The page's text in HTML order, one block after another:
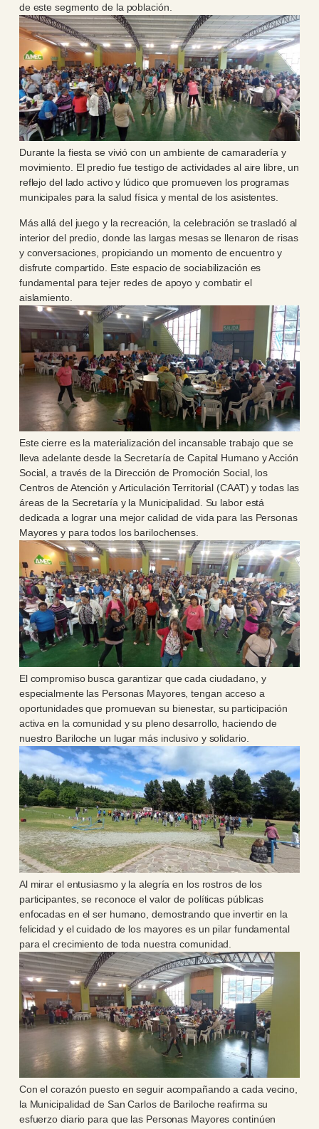
de este segmento de la población.
Durante la fiesta se vivió con un ambiente de camaradería y
movimiento. El predio fue testigo de actividades al aire libre, un
reflejo del lado activo y lúdico que promueven los programas
municipales para la salud física y mental de los asistentes.
Más allá del juego y la recreación, la celebración se trasladó al
interior del predio, donde las largas mesas se llenaron de risas
y conversaciones, propiciando un momento de encuentro y
disfrute compartido. Este espacio de sociabilización es
fundamental para tejer redes de apoyo y combatir el
aislamiento.
Este cierre es la materialización del incansable trabajo que se
lleva adelante desde la Secretaría de Capital Humano y Acción
Social, a través de la Dirección de Promoción Social, los
Centros de Atención y Articulación Territorial (CAAT) y todas las
áreas de la Secretaría y la Municipalidad. Su labor está
dedicada a lograr una mejor calidad de vida para las Personas
Mayores y para todos los barilochenses.
El compromiso busca garantizar que cada ciudadano, y
especialmente las Personas Mayores, tengan acceso a
oportunidades que promuevan su bienestar, su participación
activa en la comunidad y su pleno desarrollo, haciendo de
nuestro Bariloche un lugar más inclusivo y solidario.
Al mirar el entusiasmo y la alegría en los rostros de los
participantes, se reconoce el valor de políticas públicas
enfocadas en el ser humano, demostrando que invertir en la
felicidad y el cuidado de los mayores es un pilar fundamental
para el crecimiento de toda nuestra comunidad.
Con el corazón puesto en seguir acompañando a cada vecino,
la Municipalidad de San Carlos de Bariloche reafirma su
esfuerzo diario para que las Personas Mayores continúen